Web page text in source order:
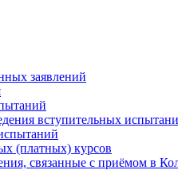
заявлений
вступительных
(платных) курсов
связанные с приёмом в